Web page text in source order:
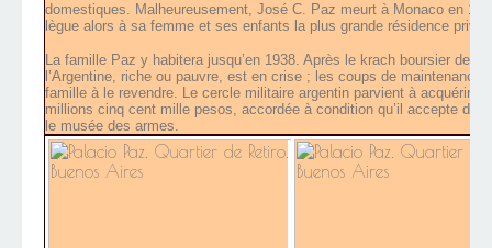
domestiques. Malheureusement, José C. Paz meurt à Monaco en
lègue alors à sa femme et ses enfants la plus grande résidence
La famille Paz y habitera jusqu’en 1938. Après le krach boursier de
l’Argentine, riche ou pauvre, est en crise ; les coups de
famille à le revendre. Le cercle militaire argentin parvient à acquérir
millions cinq cent mille pesos, accordée à condition qu’il accepte
le musée des armes.